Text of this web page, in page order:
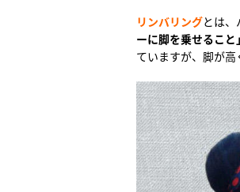
リンバリングとは
ーに脚を乗せること」
ていますが、脚が